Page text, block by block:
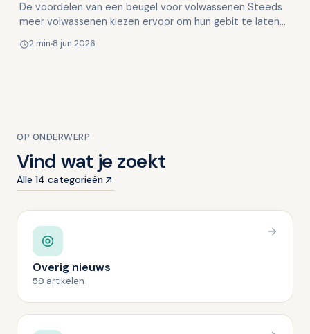
De voordelen van een beugel voor volwassenen Steeds
meer volwassenen kiezen ervoor om hun gebit te laten
de …
2 min 8 jun 2026
OP ONDERWERP
Vind wat je zoekt
Alle 14 categorieën
Overig nieuws
59 artikelen